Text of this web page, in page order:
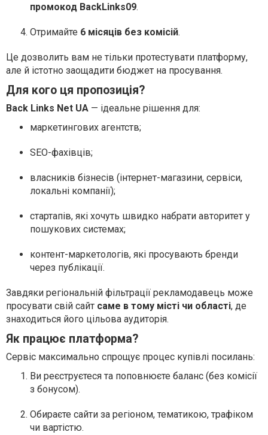
промокод BackLinks09.
Отримайте 6 місяців без комісій.
Це дозволить вам не тільки протестувати платформу,
але й істотно заощадити бюджет на просування.
Для кого ця пропозиція?
Back Links Net UA — ідеальне рішення для:
маркетингових агентств;
SEO-фахівців;
власників бізнесів (інтернет-магазини, сервіси,
локальні компанії);
стартапів, які хочуть швидко набрати авторитет у
пошукових системах;
контент-маркетологів, які просувають бренди
через публікації.
Завдяки регіональній фільтрації рекламодавець може
просувати свій сайт саме в тому місті чи області, де
знаходиться його цільова аудиторія.
Як працює платформа?
Сервіс максимально спрощує процес купівлі посилань:
Ви реєструєтеся та поповнюєте баланс (без комісії
з бонусом).
Обираєте сайти за регіоном, тематикою, трафіком
чи вартістю.